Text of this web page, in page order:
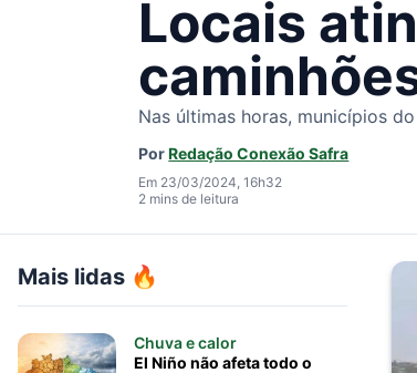
Locais
Nas últimas horas, municípios
PorRedação Conexão Safra
Em 23/03/2024, 16h32
2 mins de leitura
Mais lidas 🔥
Chuva e calor
El Niño não afeta todo o